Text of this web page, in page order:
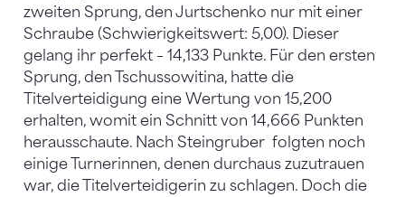
zweiten Sprung, den Jurtschenko nur mit einer
Schraube (Schwierigkeitswert: 5,00). Dieser
gelang ihr perfekt – 14,133 Punkte. Für den ersten
Sprung, den Tschussowitina, hatte die
Titelverteidigung eine Wertung von 15,200
erhalten, womit ein Schnitt von 14,666 Punkten
herausschaute. Nach Steingruber folgten noch
einige Turnerinnen, denen durchaus zuzutrauen
war, die Titelverteidigerin zu schlagen. Doch die